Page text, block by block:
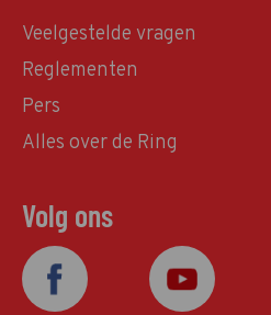
Veelgestelde vragen
Reglementen
Pers
Alles over de Ring
Volg ons